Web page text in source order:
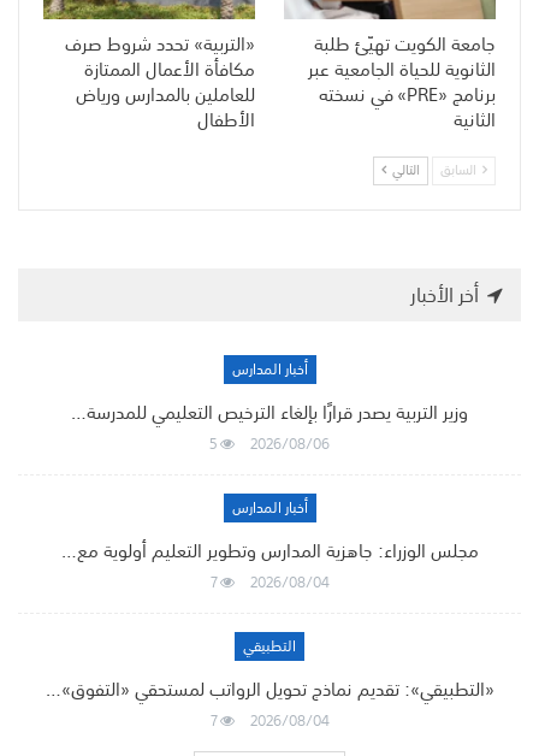
جامعة الكويت تهيّئ طلبة
الثانوية للحياة الجامعية عبر
برنامج «PRE» في نسخته
الثانية
«التربية» تحدد شروط صرف
مكافأة الأعمال الممتازة
للعاملين بالمدارس ورياض
الأطفال
السابق التالي
أخر الأخبار
أخبار المدارس
وزير التربية يصدر قرارًا بإلغاء الترخيص التعليمي للمدرسة…
2026/08/06
5
أخبار المدارس
مجلس الوزراء: جاهزية المدارس وتطوير التعليم أولوية مع…
2026/08/04
7
التطبيقي
«التطبيقي»: تقديم نماذج تحويل الرواتب لمستحقي «التفوق»…
2026/08/04
7